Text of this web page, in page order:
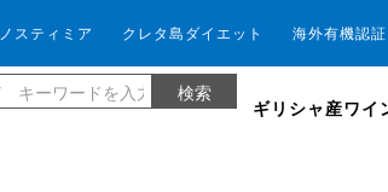
海外有機認証
クレタ島ダイエット
ノスティミア
ギリシャ産ワイ